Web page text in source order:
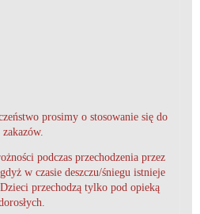
prosimy o stosowanie się do
zakazów.
podczas przechodzenia przez
w czasie deszczu/śniegu istnieje
przechodzą tylko pod opieką